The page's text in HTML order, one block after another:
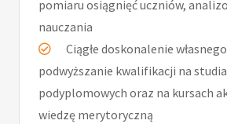
pomiaru osiągnięć uczniów,
nauczania
Ciągłe doskonalenie
podwyższanie kwalifikacji na
podyplomowych oraz na kursach
wiedzę merytoryczną